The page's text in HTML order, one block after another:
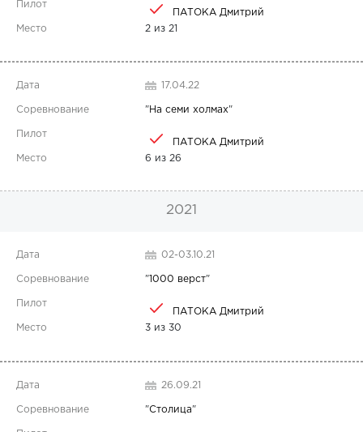
ПАТОКА Дмитрий
2 из 21
17.04.22
"На семи холмах"
ПАТОКА Дмитрий
6 из 26
2021
02-03.10.21
"1000 верст"
ПАТОКА Дмитрий
3 из 30
26.09.21
"Столица"